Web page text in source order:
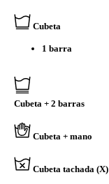
Cubeta
1 barra
Cubeta + 2 barras
Cubeta + mano
Cubeta tachada (X)